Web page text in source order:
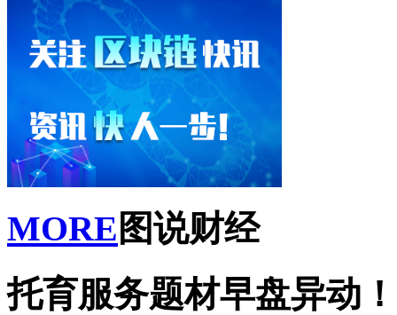
MORE 图说财经
托育服务题材早盘异动